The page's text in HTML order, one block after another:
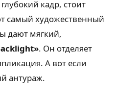
кадр, стоит
самый художественный
дают мягкий,
. Он отделяет
А вот если
антураж.